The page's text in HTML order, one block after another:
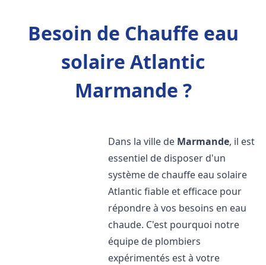
Besoin de Chauffe eau
solaire Atlantic
Marmande ?
Dans la ville de Marmande, il est
essentiel de disposer d'un
système de chauffe eau solaire
Atlantic fiable et efficace pour
répondre à vos besoins en eau
chaude. C'est pourquoi notre
équipe de plombiers
expérimentés est à votre